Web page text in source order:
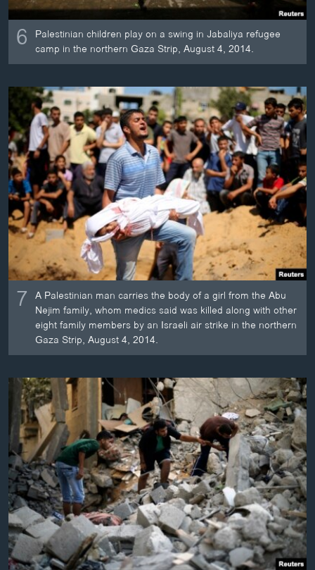
6 Palestinian children play on a swing in Jabaliya refugee
camp in the northern Gaza Strip, August 4, 2014.
7 A Palestinian man carries the body of a girl from the Abu
Nejim family, whom medics said was killed along with other
eight family members by an Israeli air strike in the northern
Gaza Strip, August 4, 2014.